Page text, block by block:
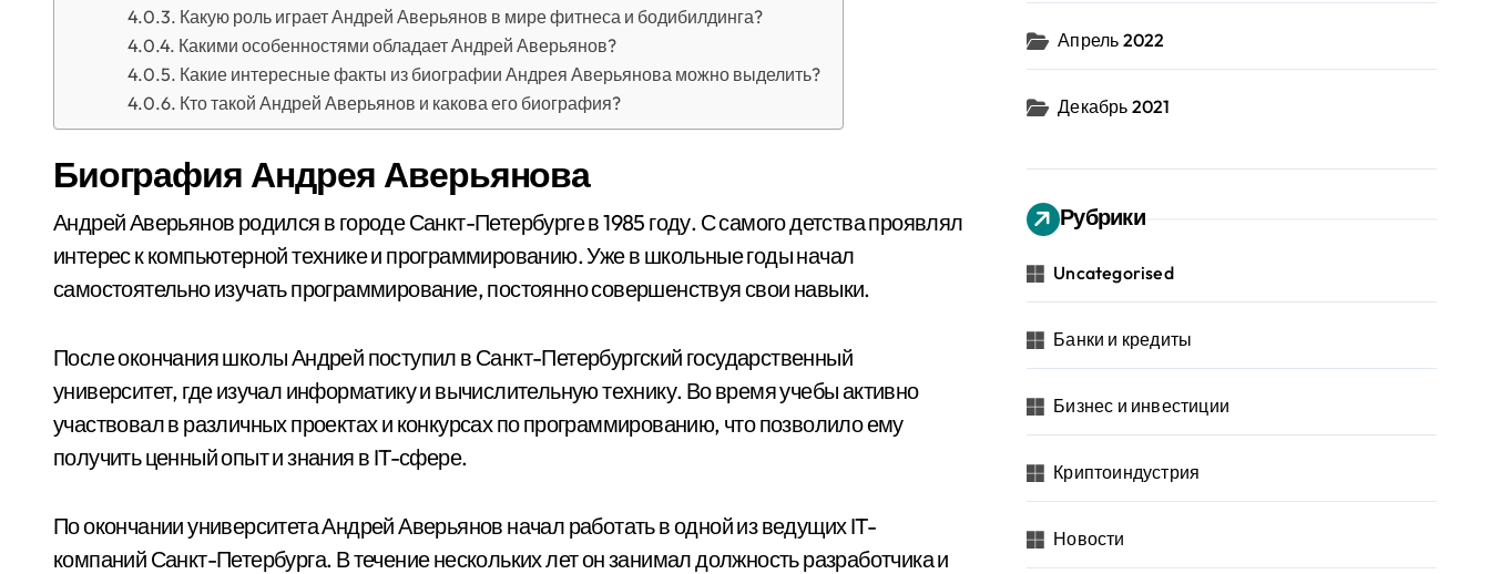
Какую роль играет Андрей Аверьянов в мире фитнеса и бодибилдинга?
Какими особенностями обладает Андрей Аверьянов?
Какие интересные факты из биографии Андрея Аверьянова можно выделить?
Кто такой Андрей Аверьянов и какова его биография?
Биография Андрея Аверьянова
Андрей Аверьянов родился в городе Санкт-Петербурге в 1985 году. С самого детства проявлял
интерес к компьютерной технике и программированию. Уже в школьные годы начал
самостоятельно изучать программирование, постоянно совершенствуя свои навыки.
После окончания школы Андрей поступил в Санкт-Петербургский государственный
университет, где изучал информатику и вычислительную технику. Во время учебы активно
участвовал в различных проектах и конкурсах по программированию, что позволило ему
получить ценный опыт и знания в IT-сфере.
По окончании университета Андрей Аверьянов начал работать в одной из ведущих IT-
компаний Санкт-Петербурга. В течение нескольких лет он занимал должность разработчика и
Апрель 2022
Декабрь 2021
Рубрики
Uncategorised
Банки и кредиты
Бизнес и инвестиции
Криптоиндустрия
Новости